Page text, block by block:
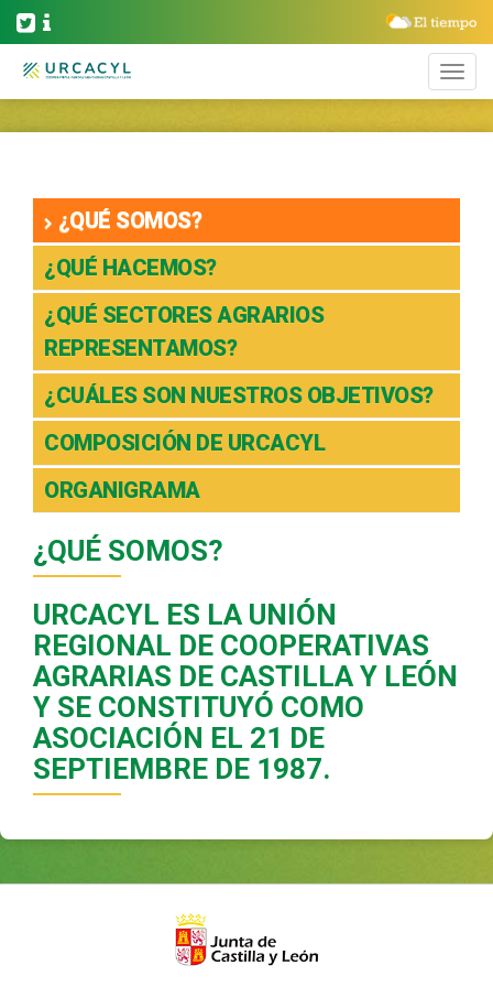
¿QUÉ SOMOS?
¿QUÉ HACEMOS?
¿QUÉ SECTORES AGRARIOS
REPRESENTAMOS?
¿CUÁLES SON NUESTROS OBJETIVOS?
COMPOSICIÓN DE URCACYL
ORGANIGRAMA
¿QUÉ SOMOS?
URCACYL ES LA UNIÓN
REGIONAL DE COOPERATIVAS
AGRARIAS DE CASTILLA Y LEÓN
Y SE CONSTITUYÓ COMO
ASOCIACIÓN EL 21 DE
SEPTIEMBRE DE 1987.